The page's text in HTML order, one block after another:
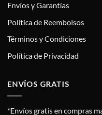
Envíos y Garantías
Política de Reembolsos
Términos y Condiciones
Política de Privacidad
ENVÍOS GRATIS
*Envíos gratis en compras